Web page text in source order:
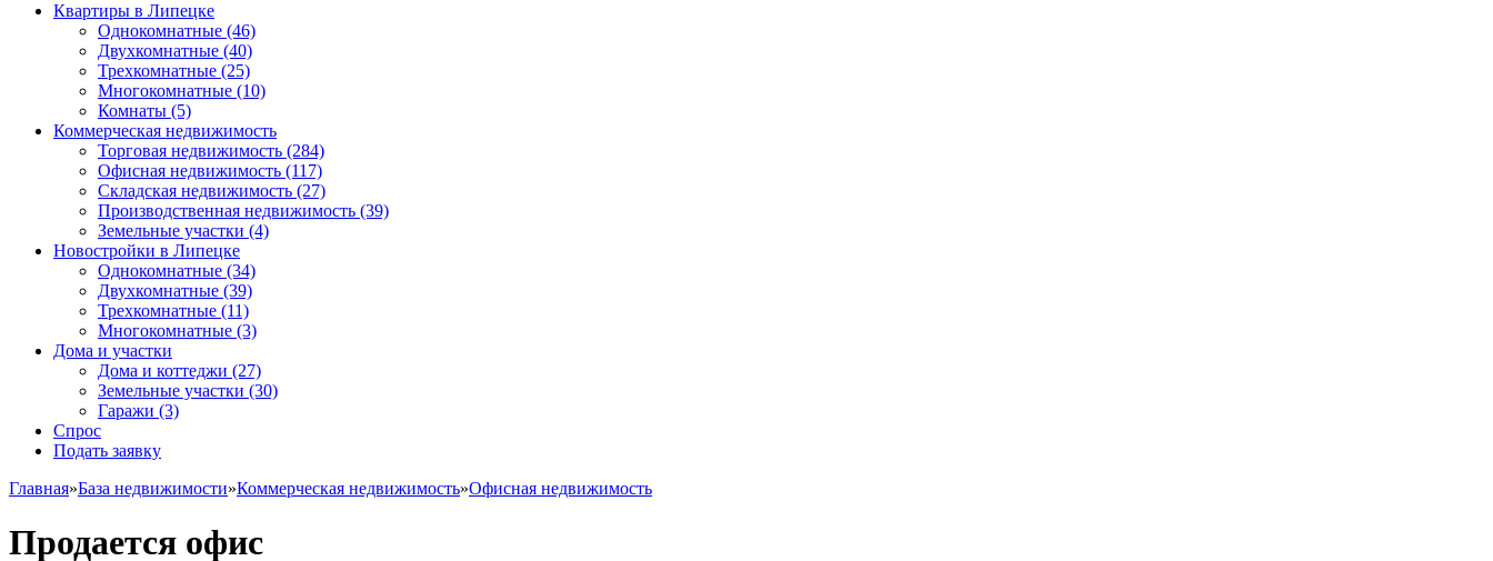
Квартиры в Липецке
Однокомнатные (46)
Двухкомнатные (40)
Трехкомнатные (25)
Многокомнатные (10)
Комнаты (5)
Коммерческая недвижимость
Торговая недвижимость (284)
Офисная недвижимость (117)
Складская недвижимость (27)
Производственная недвижимость (39)
Земельные участки (4)
Новостройки в Липецке
Однокомнатные (34)
Двухкомнатные (39)
Трехкомнатные (11)
Многокомнатные (3)
Дома и участки
Дома и коттеджи (27)
Земельные участки (30)
Гаражи (3)
Спрос
Подать заявку
Главная»База недвижимости»Коммерческая недвижимость»Офисная недвижимость
Продается офис